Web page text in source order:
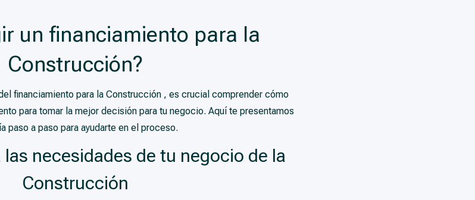
un financiamiento para la
Construcción?
financiamiento para la Construcción , es crucial comprender cómo
para tomar la mejor decisión para tu negocio. Aquí te presentamos
paso a paso para ayudarte en el proceso.
necesidades de tu negocio de la
Construcción